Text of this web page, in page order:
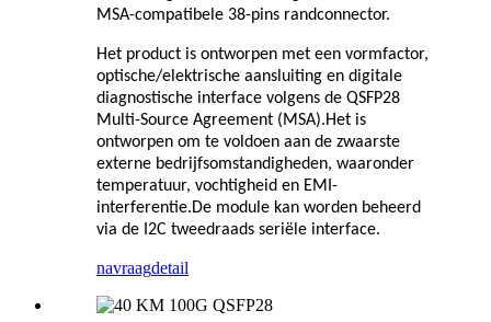
MSA-compatibele 38-pins randconnector.
Het product is ontworpen met een vormfactor,
optische/elektrische aansluiting en digitale
diagnostische interface volgens de QSFP28
Multi-Source Agreement (MSA).Het is
ontworpen om te voldoen aan de zwaarste
externe bedrijfsomstandigheden, waaronder
temperatuur, vochtigheid en EMI-
interferentie.De module kan worden beheerd
via de I2C tweedraads seriële interface.
navraagdetail